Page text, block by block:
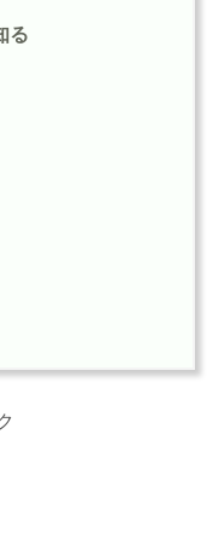
る